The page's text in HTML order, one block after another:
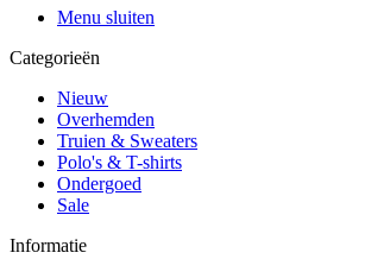
Menu sluiten
Categorieën
Nieuw
Overhemden
Truien & Sweaters
Polo's & T-shirts
Ondergoed
Sale
Informatie